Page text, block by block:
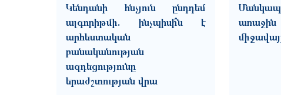
Կենդանի հնչյուն ընդդեմ
ալգորիթմի. ինչպիսի՞ն է
արհեստական
բանականության
ազդեցությունը
երաժշտության վրա